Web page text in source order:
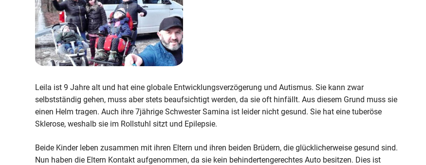
Leila ist 9 Jahre alt und hat eine globale Entwicklungsverzögerung und Autismus. Sie kann zwar
selbstständig gehen, muss aber stets beaufsichtigt werden, da sie oft hinfällt. Aus diesem Grund muss sie
einen Helm tragen. Auch ihre 7jährige Schwester Samina ist leider nicht gesund. Sie hat eine tuberöse
Sklerose, weshalb sie im Rollstuhl sitzt und Epilepsie.
Beide Kinder leben zusammen mit ihren Eltern und ihren beiden Brüdern, die glücklicherweise gesund sind.
Nun haben die Eltern Kontakt aufgenommen, da sie kein behindertengerechtes Auto besitzen. Dies ist